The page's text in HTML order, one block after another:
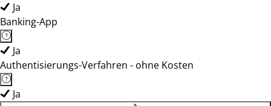
Ja
Banking-App
Ja
Authentisierungs-Verfahren - ohne Kosten
Ja